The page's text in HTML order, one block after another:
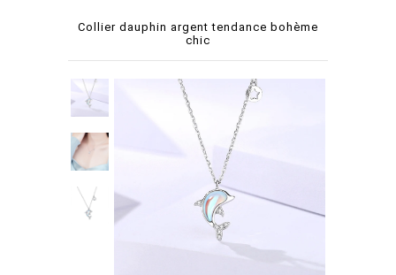
Collier dauphin argent tendance bohème
chic